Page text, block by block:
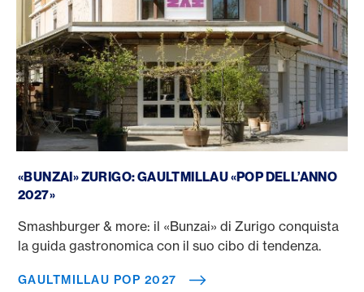
«BUNZAI» ZURIGO: GAULTMILLAU «POP DELL’ANNO
2027»
Smashburger & more: il «Bunzai» di Zurigo conquista
la guida gastronomica con il suo cibo di tendenza.
GAULTMILLAU POP 2027